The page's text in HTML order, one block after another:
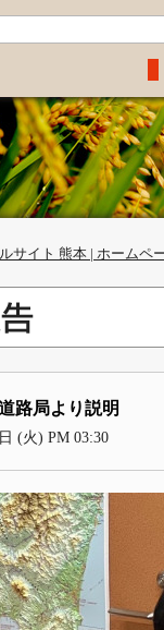
サイト 熊本 | ホームペ
路局より説明
(火) PM 03:30